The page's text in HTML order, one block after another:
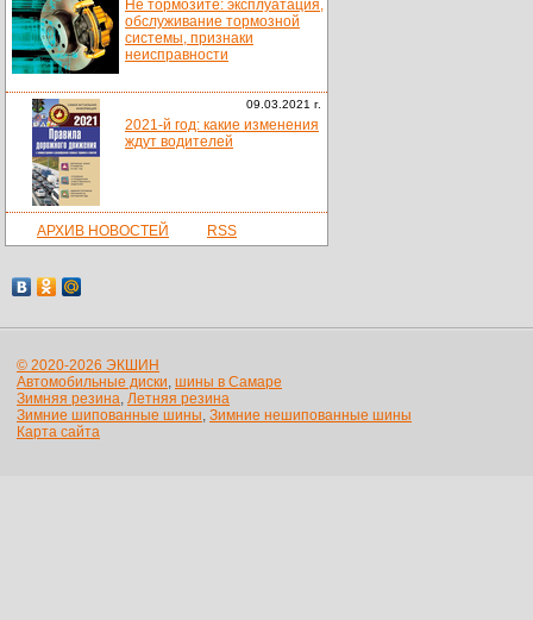
Не тормозите: эксплуатация,
обслуживание тормозной
системы, признаки
неисправности
09.03.2021 г.
2021-й год: какие изменения
ждут водителей
АРХИВ НОВОСТЕЙ RSS
© 2020-2026 ЭКШИН
Автомобильные диски, шины в Самаре
Зимняя резина, Летняя резина
Зимние шипованные шины, Зимние нешипованные шины
Карта сайта